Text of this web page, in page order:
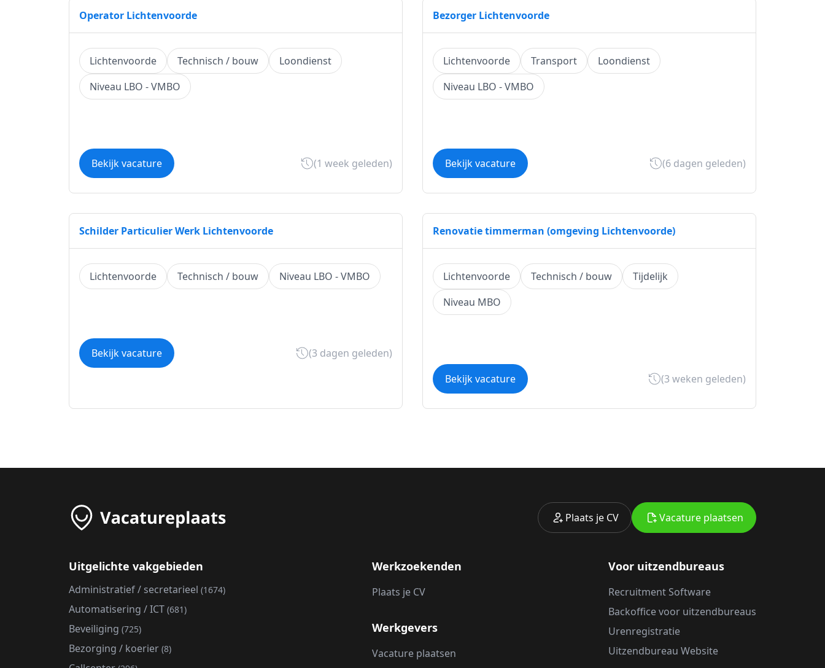
Operator Lichtenvoorde
Lichtenvoorde Technisch / bouw
Loondienst
Niveau LBO - VMBO
Bekijk vacature (1 week geleden)
Bezorger Lichtenvoorde
Lichtenvoorde Transport
Loondienst
Niveau LBO - VMBO
Bekijk vacature (6 dagen geleden)
Schilder Particulier Werk Lichtenvoorde
Lichtenvoorde Technisch / bouw Niveau LBO - VMBO
Bekijk vacature (3 dagen geleden)
Renovatie timmerman (omgeving Lichtenvoorde)
Lichtenvoorde Technisch / bouw
Tijdelijk
Niveau MBO
Bekijk vacature (3 weken geleden)
Plaats je CV Vacature plaatsen
Uitgelichte vakgebieden
Administratief / secretarieel (1674)
Automatisering / ICT (681)
Beveiliging (725)
Bezorging / koerier (8)
Werkzoekenden
Plaats je CV
Werkgevers
Vacature plaatsen
Voor uitzendbureaus
Recruitment Software
Backoffice voor uitzendbureaus
Urenregistratie
Uitzendbureau Website